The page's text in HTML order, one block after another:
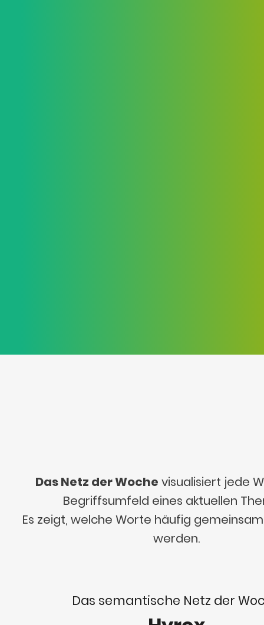
Das Netz der Woche visualisiert jede
Begriffsumfeld eines aktuellen
Es zeigt, welche Worte häufig
werden.
Das semantische Netz der